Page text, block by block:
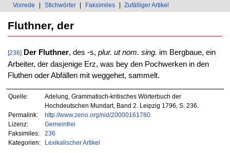
Vorrede Stichwörter Faksimiles Zufälliger Artikel
Fluthner, der
[236] Der Fluthner, des -s, plur. ut nom. sing. im Bergbaue, ein
Arbeiter, der dasjenige Erz, was bey den Pochwerken in den
Fluthen oder Abfällen mit weggehet, sammelt.
Quelle:
Adelung, Grammatisch-kritisches Wörterbuch der
Hochdeutschen Mundart, Band 2. Leipzig 1796, S. 236.
Permalink:
http://www.zeno.org/nid/20000161780
Lizenz:
Gemeinfrei
Faksimiles:
236
Kategorien:
Lexikalischer Artikel